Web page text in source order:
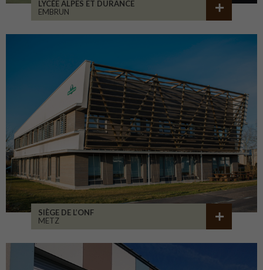
LYCÉE ALPES ET DURANCE
EMBRUN
SIÈGE DE L’ONF
METZ